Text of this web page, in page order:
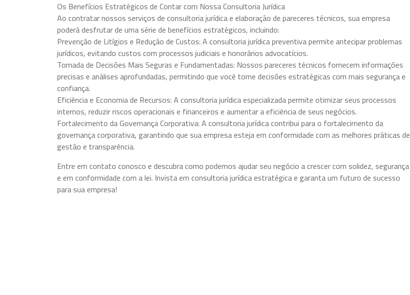
Os Benefícios Estratégicos de Contar com Nossa Consultoria Jurídica
Ao contratar nossos serviços de consultoria jurídica e elaboração de pareceres técnicos, sua empresa
poderá desfrutar de uma série de benefícios estratégicos, incluindo:
Prevenção de Litígios e Redução de Custos: A consultoria jurídica preventiva permite antecipar problemas
jurídicos, evitando custos com processos judiciais e honorários advocatícios.
Tomada de Decisões Mais Seguras e Fundamentadas: Nossos pareceres técnicos fornecem informações
precisas e análises aprofundadas, permitindo que você tome decisões estratégicas com mais segurança e
confiança.
Eficiência e Economia de Recursos: A consultoria jurídica especializada permite otimizar seus processos
internos, reduzir riscos operacionais e financeiros e aumentar a eficiência de seus negócios.
Fortalecimento da Governança Corporativa: A consultoria jurídica contribui para o fortalecimento da
governança corporativa, garantindo que sua empresa esteja em conformidade com as melhores práticas de
gestão e transparência.
Entre em contato conosco e descubra como podemos ajudar seu negócio a crescer com solidez, segurança
e em conformidade com a lei. Invista em consultoria jurídica estratégica e garanta um futuro de sucesso
para sua empresa!